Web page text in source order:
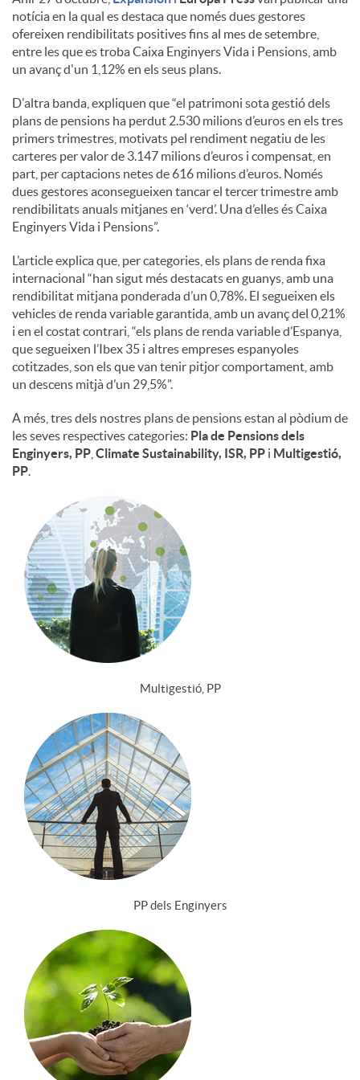
notícia en la qual es destaca que només dues gestores
ofereixen rendibilitats positives fins al mes de setembre,
entre les que es troba Caixa Enginyers Vida i Pensions, amb
un avanç d'un 1,12% en els seus plans.
D'altra banda, expliquen que “el patrimoni sota gestió dels
plans de pensions ha perdut 2.530 milions d’euros en els tres
primers trimestres, motivats pel rendiment negatiu de les
carteres per valor de 3.147 milions d’euros i compensat, en
part, per captacions netes de 616 milions d’euros. Només
dues gestores aconsegueixen tancar el tercer trimestre amb
rendibilitats anuals mitjanes en ‘verd’. Una d’elles és Caixa
Enginyers Vida i Pensions”.
L’article explica que, per categories, els plans de renda fixa
internacional “han sigut més destacats en guanys, amb una
rendibilitat mitjana ponderada d’un 0,78%. El segueixen els
vehicles de renda variable garantida, amb un avanç del 0,21%
i en el costat contrari, “els plans de renda variable d’Espanya,
que segueixen l’Ibex 35 i altres empreses espanyoles
cotitzades, son els que van tenir pitjor comportament, amb
un descens mitjà d’un 29,5%”.
A més, tres dels nostres plans de pensions estan al pòdium de
les seves respectives categories: Pla de Pensions dels
Enginyers, PP Climate Sustainability, ISR, PP i Multigestió,
PP.
Multigestió, PP
PP dels Enginyers